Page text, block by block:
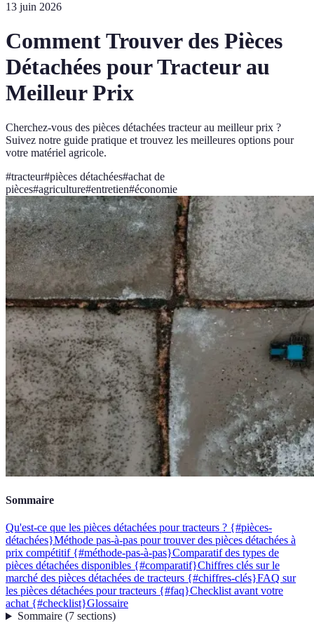
13 juin 2026
Comment Trouver des Pièces
Détachées pour Tracteur au
Meilleur Prix
Cherchez-vous des pièces détachées tracteur au meilleur prix ?
Suivez notre guide pratique et trouvez les meilleures options pour
votre matériel agricole.
#tracteur#pièces détachées#achat de
pièces#agriculture#entretien#économie
Sommaire
Qu'est-ce que les pièces détachées pour tracteurs ? {#pièces-
détachées}Méthode pas-à-pas pour trouver des pièces détachées à
prix compétitif {#méthode-pas-à-pas}Comparatif des types de
pièces détachées disponibles {#comparatif}Chiffres clés sur le
marché des pièces détachées de tracteurs {#chiffres-clés}FAQ sur
les pièces détachées pour tracteurs {#faq}Checklist avant votre
achat {#checklist}Glossaire
Sommaire(7 sections)